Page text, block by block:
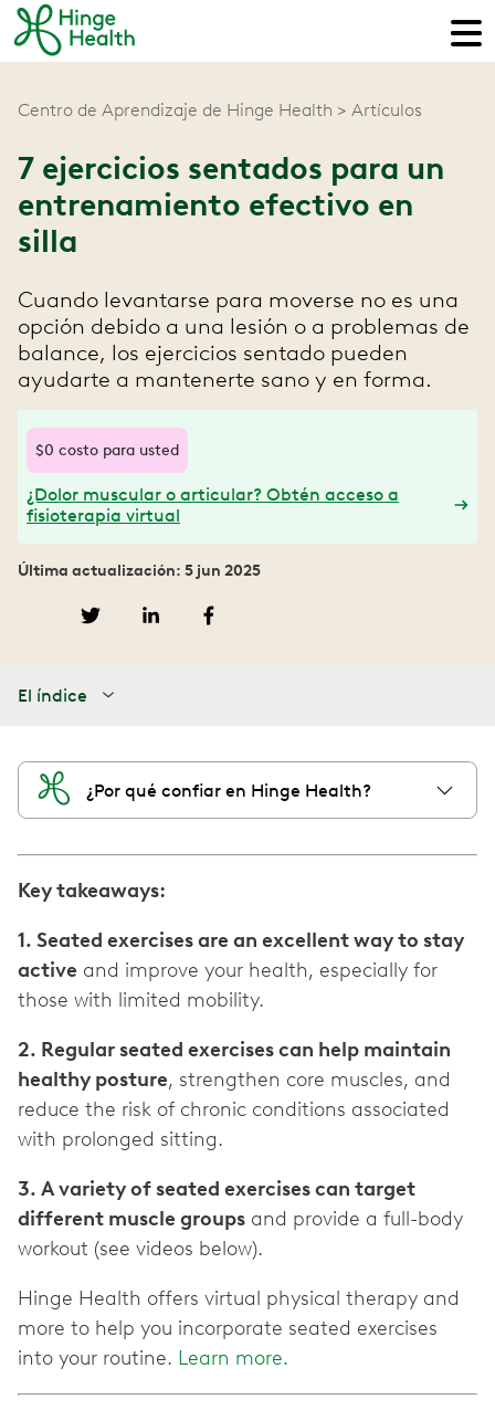
Centro de Aprendizaje de Hinge Health Artículos
7 ejercicios sentados para un
entrenamiento efectivo en
silla
Cuando levantarse para moverse no es una
opción debido a una lesión o a problemas de
balance, los ejercicios sentado pueden
ayudarte a mantenerte sano y en forma.
$0 costo para usted
¿Dolor muscular o articular? Obtén acceso a
fisioterapia virtual
Última actualización: 5 jun 2025
El índice
¿Por qué confiar en Hinge Health?
Key takeaways:
1. Seated exercises are an excellent way to stay
active and improve your health, especially for
those with limited mobility.
2. Regular seated exercises can help maintain
healthy posture, strengthen core muscles, and
reduce the risk of chronic conditions associated
with prolonged sitting.
3. A variety of seated exercises can target
different muscle groups and provide a full-body
workout (see videos below).
Hinge Health offers virtual physical therapy and
more to help you incorporate seated exercises
into your routine. Learn more.